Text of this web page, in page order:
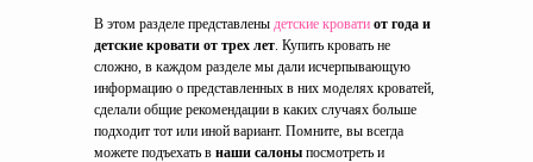
В этом разделе представлены детские кровати от года и
детские кровати от трех лет. Купить кровать не
сложно, в каждом разделе мы дали исчерпывающую
информацию о представленных в них моделях кроватей,
сделали общие рекомендации в каких случаях больше
подходит тот или иной вариант. Помните, вы всегда
можете подъехать в наши салоны посмотреть и